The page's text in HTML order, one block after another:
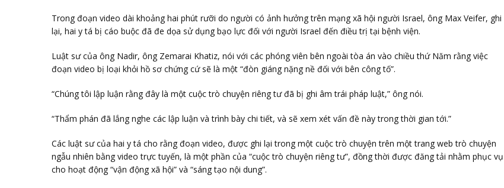
Trong đoạn video dài khoảng hai phút rưỡi do người có ảnh hưởng trên mạng xã hội người Israel, ông Max Veifer, ghi
lại, hai y tá bị cáo buộc đã đe dọa sử dụng bạo lực đối với người Israel đến điều trị tại bệnh viện.
Luật sư của ông Nadir, ông Zemarai Khatiz, nói với các phóng viên bên ngoài tòa án vào chiều thứ Năm rằng việc
đoạn video bị loại khỏi hồ sơ chứng cứ sẽ là một “đòn giáng nặng nề đối với bên công tố”.
“Chúng tôi lập luận rằng đây là một cuộc trò chuyện riêng tư đã bị ghi âm trái pháp luật,” ông nói.
“Thẩm phán đã lắng nghe các lập luận và trình bày chi tiết, và sẽ xem xét vấn đề này trong thời gian tới.”
Các luật sư của hai y tá cho rằng đoạn video, được ghi lại trong một cuộc trò chuyện trên một trang web trò chuyện
ngẫu nhiên bằng video trực tuyến, là một phần của “cuộc trò chuyện riêng tư”, đồng thời được đăng tải nhằm phục vụ
cho hoạt động “vận động xã hội” và “sáng tạo nội dung”.